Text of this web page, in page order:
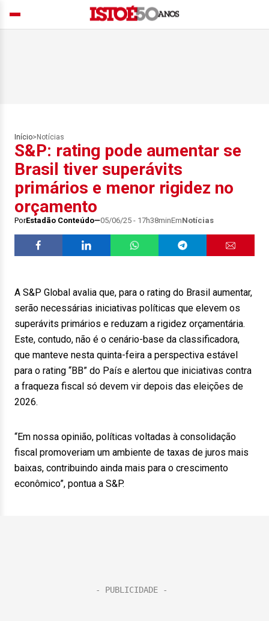
Início> Notícias
S&P: rating pode aumentar se
Brasil tiver superávits
primários e menor rigidez no
orçamento
PorEstadão Conteúdo 05/06/25 - 17h38minEmNotícias
A S&P Global avalia que, para o rating do Brasil aumentar,
serão necessárias iniciativas políticas que elevem os
superávits primários e reduzam a rigidez orçamentária.
Este, contudo, não é o cenário-base da classificadora,
que manteve nesta quinta-feira a perspectiva estável
para o rating “BB” do País e alertou que iniciativas contra
a fraqueza fiscal só devem vir depois das eleições de
2026.
“Em nossa opinião, políticas voltadas à consolidação
fiscal promoveriam um ambiente de taxas de juros mais
baixas, contribuindo ainda mais para o crescimento
econômico”, pontua a S&P.